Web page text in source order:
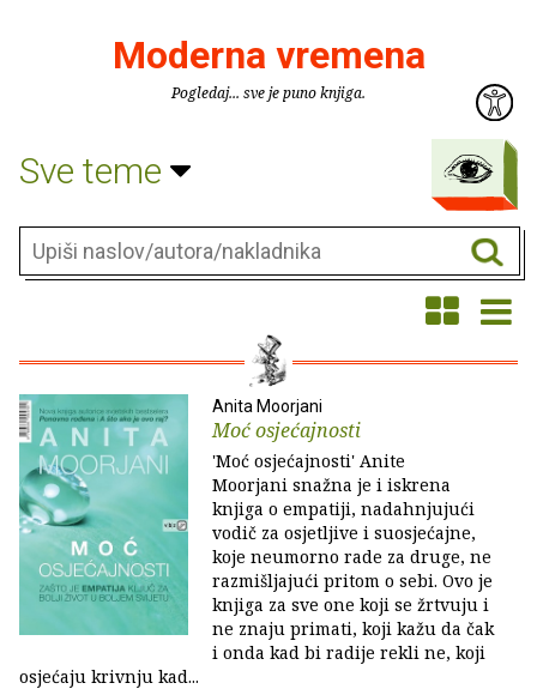
Moderna vremena
Pogledaj... sve je puno knjiga.
Sve teme
Anita Moorjani
Moć osjećajnosti
'Moć osjećajnosti' Anite
Moorjani snažna je i iskrena
knjiga o empatiji, nadahnjujući
vodič za osjetljive i suosjećajne,
koje neumorno rade za druge, ne
razmišljajući pritom o sebi. Ovo je
knjiga za sve one koji se žrtvuju i
ne znaju primati, koji kažu da čak
i onda kad bi radije rekli ne, koji
osjećaju krivnju kad...